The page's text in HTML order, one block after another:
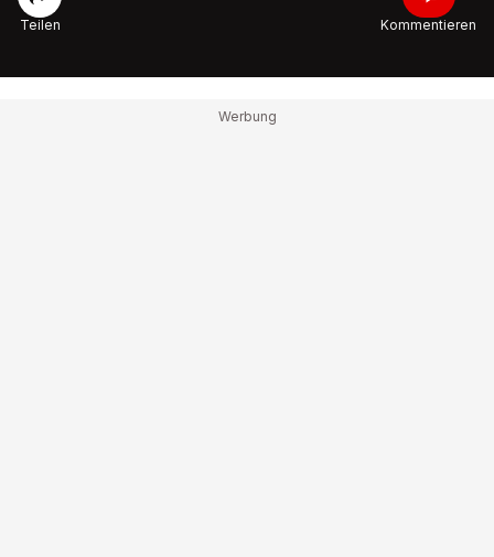
Teilen Kommentieren